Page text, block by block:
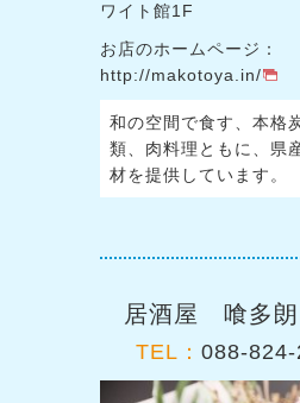
ワイト館1F
お店のホームページ：
http://makotoya.in/
和の空間で食す、本格
類、肉料理ともに、県
材を提供しています。
居酒屋 喰多
TEL： 088-824-